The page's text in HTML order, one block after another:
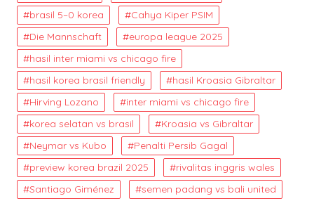
brasil 5–0 korea
Cahya Kiper PSIM
Die Mannschaft
europa league 2025
hasil inter miami vs chicago fire
hasil korea brasil friendly
hasil Kroasia Gibraltar
Hirving Lozano
inter miami vs chicago fire
korea selatan vs brasil
Kroasia vs Gibraltar
Neymar vs Kubo
Penalti Persib Gagal
preview korea brazil 2025
rivalitas inggris wales
Santiago Giménez
semen padang vs bali united